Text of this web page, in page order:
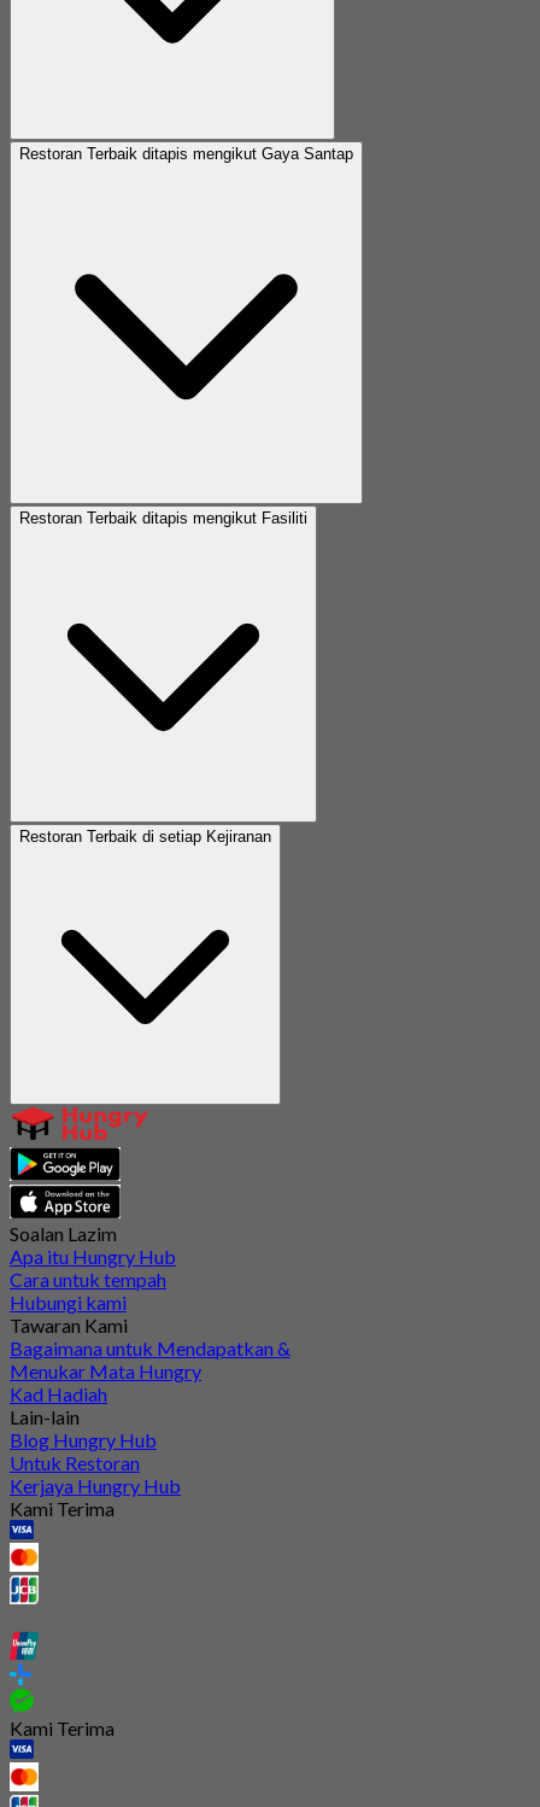
Restoran Terbaik ditapis mengikut Gaya Santap
Restoran Terbaik ditapis mengikut Fasiliti
Restoran Terbaik di setiap Kejiranan
Soalan Lazim
Apa itu Hungry Hub
Cara untuk tempah
Hubungi kami
Tawaran Kami
Bagaimana untuk Mendapatkan &
Menukar Mata Hungry
Kad Hadiah
Lain-lain
Blog Hungry Hub
Untuk Restoran
Kerjaya Hungry Hub
Kami Terima
Kami Terima